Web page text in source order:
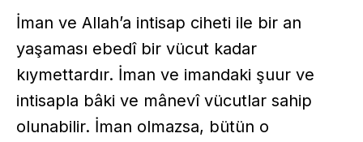
İman ve Allah’a intisap ciheti ile bir an
yaşaması ebedî bir vücut kadar
kıymettardır. İman ve imandaki şuur ve
intisapla bâki ve mânevî vücutlar sahip
olunabilir. İman olmazsa, bütün o